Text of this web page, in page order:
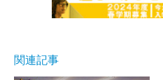
関連記事